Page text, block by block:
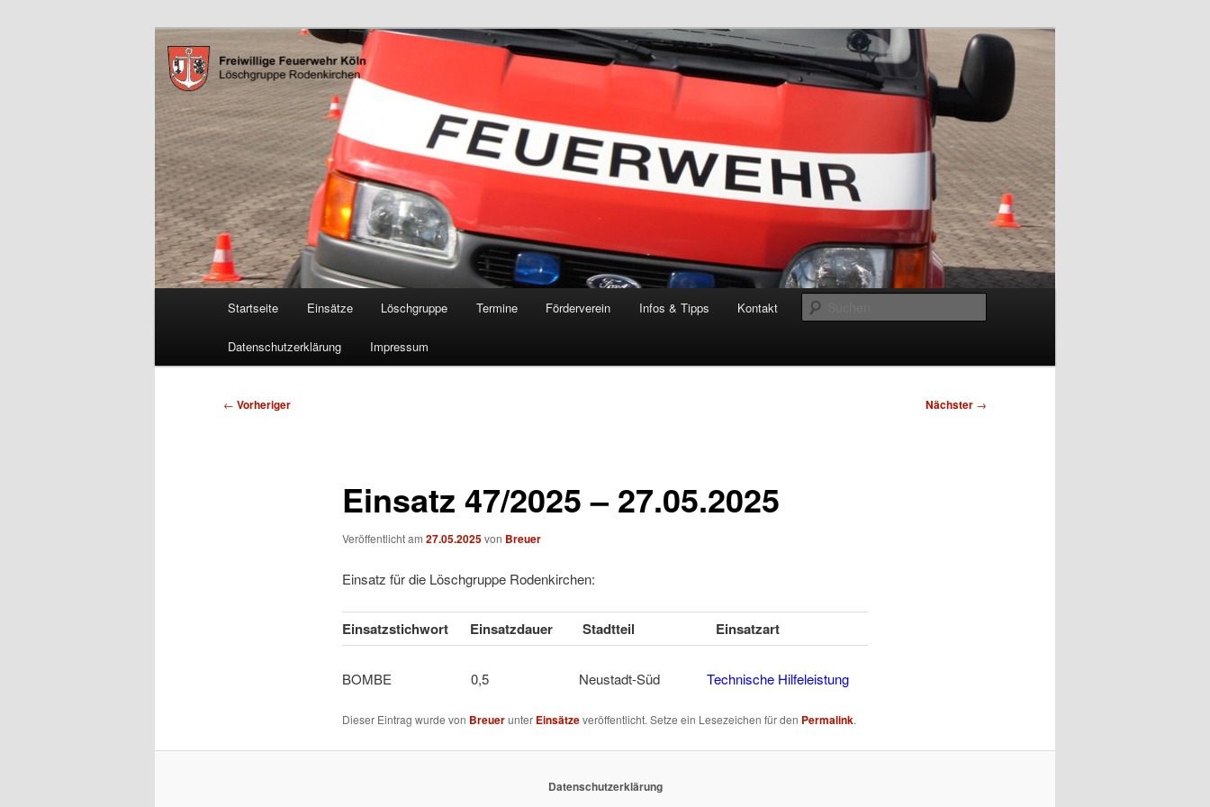
FF Köln, LG RD
Freiwillige Feuerwehr Köln, Löschgruppe Rodenkirchen
Startseite Einsätze Löschgruppe Termine Förderverein Infos & Tipps Kontakt
Datenschutzerklärung Impressum
Beitragsnavigation
← Vorheriger Nächster →
Einsatz 47/2025 – 27.05.2025
Veröffentlicht am 27.05.2025von Breuer
Einsatz für die Löschgruppe Rodenkirchen:
Einsatzstichwort Einsatzdauer Stadtteil Einsatzart
BOMBE 0,5 Neustadt-Süd Technische Hilfeleistung
Dieser Eintrag wurde von Breuerunter Einsätzeveröffentlicht. Setze ein Lesezeichen für den Permalink.
Datenschutzerklärung